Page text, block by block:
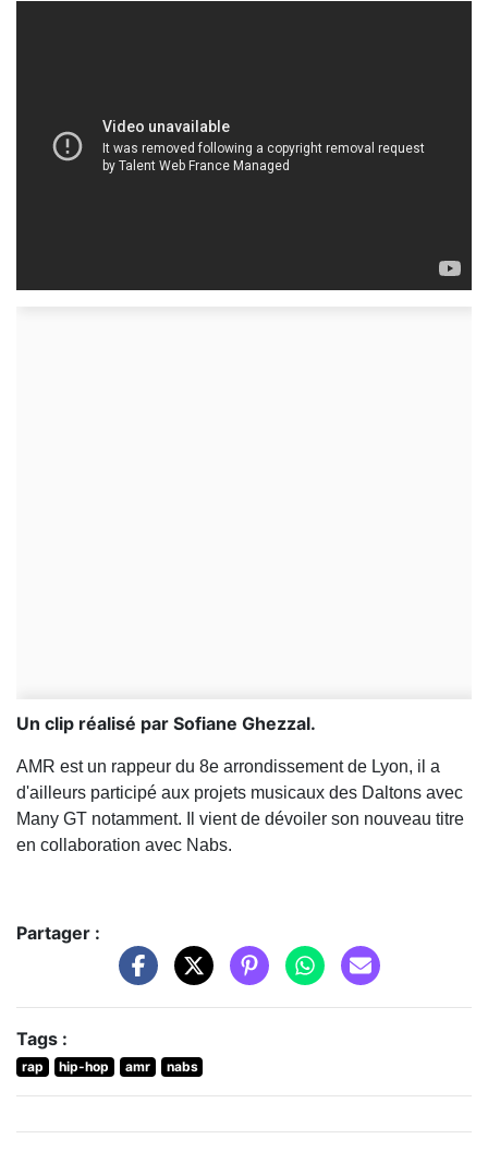
Un clip réalisé par Sofiane Ghezzal.
AMR est un rappeur du 8e arrondissement de Lyon, il a
d'ailleurs participé aux projets musicaux des Daltons avec
Many GT notamment. Il vient de dévoiler son nouveau titre
en collaboration avec Nabs.
Partager :
Tags :
rap hip-hop amr nabs